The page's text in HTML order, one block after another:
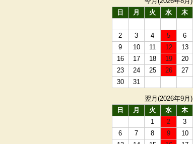
日
月 火 水 木
2
3 4 5 6
9
10 11 12 13
16
17 18 19 20
23
24 25 26 27
30
31
翌月(2026年9月)
日
月 火 水 木
1
2 3
6
7 8 9 10